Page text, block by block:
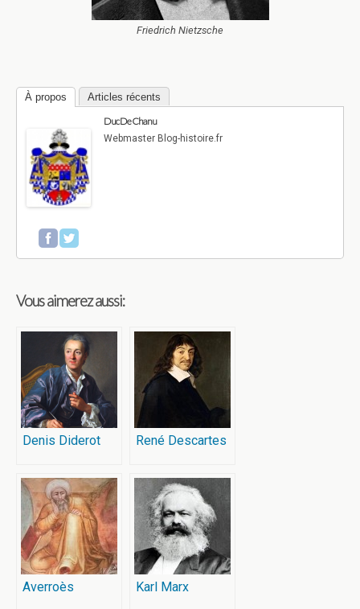
Friedrich Nietzsche
À propos
Articles récents
Duc De Chanu
Webmaster Blog-histoire.fr
Vous aimerez aussi:
Denis Diderot René Descartes
Averroès Karl Marx